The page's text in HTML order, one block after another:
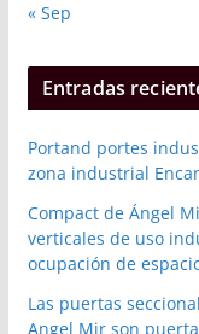
« Sep
Entradas
Portand portes
zona industrial
Compact de Ángel
verticales de uso
ocupación de
Las puertas
Angel Mir son